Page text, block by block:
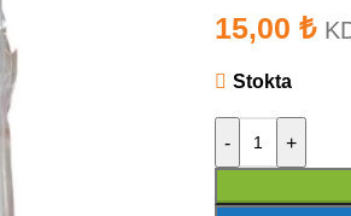
15,00 ₺
Stokta
- +